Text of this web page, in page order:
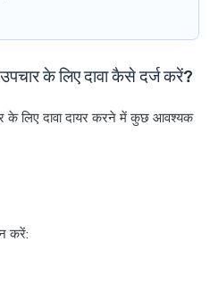
के लिए दावा कैसे दर्ज करें?
के लिए दावा दायर करने में कुछ आवश्यक
करें: